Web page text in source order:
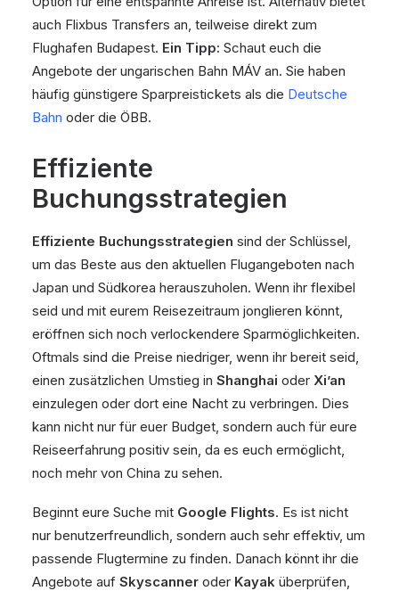
auch Flixbus Transfers an, teilweise direkt zum
Flughafen Budapest. Ein Tipp: Schaut euch die
Angebote der ungarischen Bahn MÁV an. Sie haben
häufig günstigere Sparpreistickets als die Deutsche
Bahn oder die ÖBB.
Effiziente
Buchungsstrategien
Effiziente Buchungsstrategien sind der Schlüssel,
um das Beste aus den aktuellen Flugangeboten nach
Japan und Südkorea herauszuholen. Wenn ihr flexibel
seid und mit eurem Reisezeitraum jonglieren könnt,
eröffnen sich noch verlockendere Sparmöglichkeiten.
Oftmals sind die Preise niedriger, wenn ihr bereit seid,
einen zusätzlichen Umstieg in Shanghai oder Xi’an
einzulegen oder dort eine Nacht zu verbringen. Dies
kann nicht nur für euer Budget, sondern auch für eure
Reiseerfahrung positiv sein, da es euch ermöglicht,
noch mehr von China zu sehen.
Beginnt eure Suche mit Google Flights. Es ist nicht
nur benutzerfreundlich, sondern auch sehr effektiv, um
passende Flugtermine zu finden. Danach könnt ihr die
Angebote auf Skyscanner oder Kayak überprüfen,